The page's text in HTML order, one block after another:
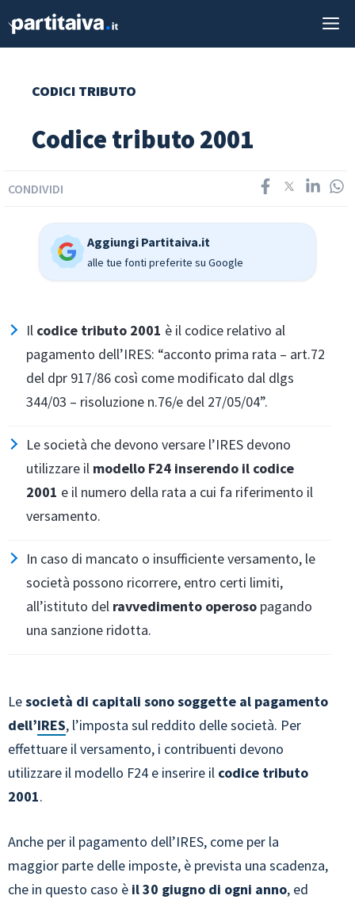
CODICI TRIBUTO
Codice tributo 2001
CONDIVIDI
Aggiungi Partitaiva.it
alle tue fonti preferite su Google
Il codice tributo 2001 è il codice relativo al
pagamento dell’IRES: “acconto prima rata – art.72
del dpr 917/86 così come modificato dal dlgs
344/03 – risoluzione n.76/e del 27/05/04”.
Le società che devono versare l’IRES devono
utilizzare il modello F24 inserendo il codice
2001 e il numero della rata a cui fa riferimento il
versamento.
In caso di mancato o insufficiente versamento, le
società possono ricorrere, entro certi limiti,
all’istituto del ravvedimento operoso pagando
una sanzione ridotta.
Lesocietà di capitali sono soggette al pagamento
dell’IRES, l’imposta sul reddito delle società. Per
effettuare il versamento, i contribuenti devono
utilizzare il modello F24 e inserire il codice tributo
2001.
Anche per il pagamento dell’IRES, come per la
maggior parte delle imposte, è prevista una scadenza,
che in questo caso è il 30 giugno di ogni anno, ed